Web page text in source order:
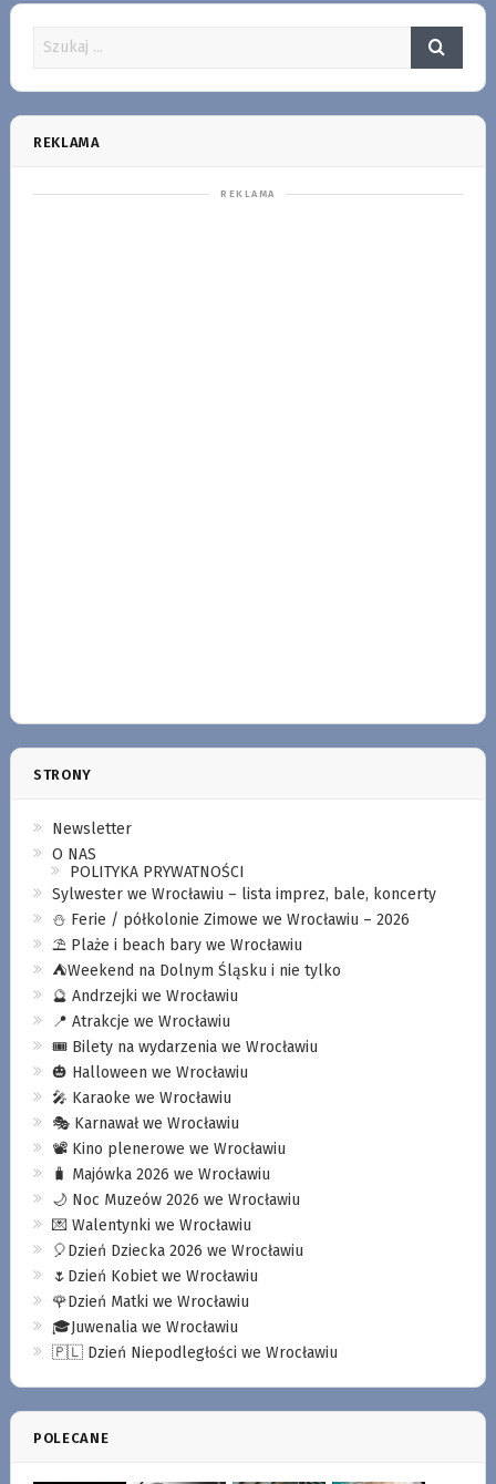
REKLAMA
STRONY
Newsletter
O NAS
POLITYKA PRYWATNOŚCI
Sylwester we Wrocławiu – lista imprez, bale, koncerty
⛄️ Ferie / półkolonie Zimowe we Wrocławiu – 2026
⛱️ Plaże i beach bary we Wrocławiu
⛺️Weekend na Dolnym Śląsku i nie tylko
🔮 Andrzejki we Wrocławiu
📍 Atrakcje we Wrocławiu
🎟️ Bilety na wydarzenia we Wrocławiu
🎃 Halloween we Wrocławiu
🎤 Karaoke we Wrocławiu
🎭 Karnawał we Wrocławiu
📽️ Kino plenerowe we Wrocławiu
🧳 Majówka 2026 we Wrocławiu
🌙 Noc Muzeów 2026 we Wrocławiu
💌 Walentynki we Wrocławiu
🎈Dzień Dziecka 2026 we Wrocławiu
🌷Dzień Kobiet we Wrocławiu
🌹Dzień Matki we Wrocławiu
🎓Juwenalia we Wrocławiu
🇵🇱 Dzień Niepodległości we Wrocławiu
POLECANE